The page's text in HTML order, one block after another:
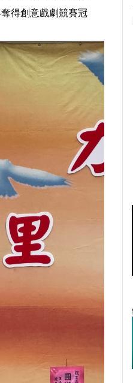
得創意戲劇競賽冠